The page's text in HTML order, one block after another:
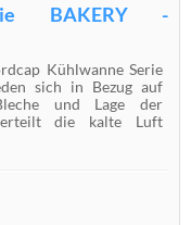
BAKERY -
Kühlwanne Serie
sich in Bezug auf
und Lage der
die kalte Luft